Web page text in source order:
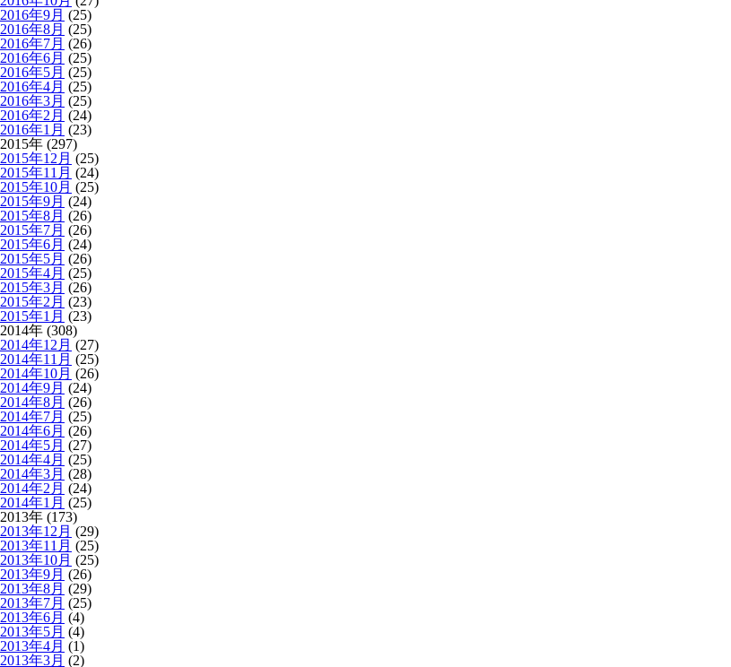
2016年9月 (25)
2016年8月 (25)
2016年7月 (26)
2016年6月 (25)
2016年5月 (25)
2016年4月 (25)
2016年3月 (25)
2016年2月 (24)
2016年1月 (23)
2015年 (297)
2015年12月 (25)
2015年11月 (24)
2015年10月 (25)
2015年9月 (24)
2015年8月 (26)
2015年7月 (26)
2015年6月 (24)
2015年5月 (26)
2015年4月 (25)
2015年3月 (26)
2015年2月 (23)
2015年1月 (23)
2014年 (308)
2014年12月 (27)
2014年11月 (25)
2014年10月 (26)
2014年9月 (24)
2014年8月 (26)
2014年7月 (25)
2014年6月 (26)
2014年5月 (27)
2014年4月 (25)
2014年3月 (28)
2014年2月 (24)
2014年1月 (25)
2013年 (173)
2013年12月 (29)
2013年11月 (25)
2013年10月 (25)
2013年9月 (26)
2013年8月 (29)
2013年7月 (25)
2013年6月 (4)
2013年5月 (4)
2013年4月 (1)
2013年3月 (2)